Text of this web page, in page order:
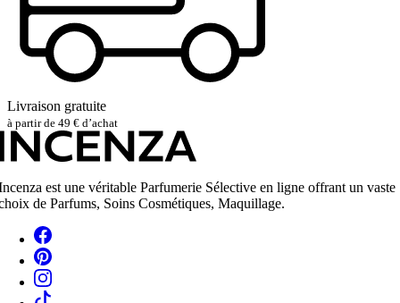
Livraison gratuite
à partir de 49 € d’achat
est une véritable Parfumerie Sélective en ligne offrant un vaste
de Parfums, Soins Cosmétiques, Maquillage.